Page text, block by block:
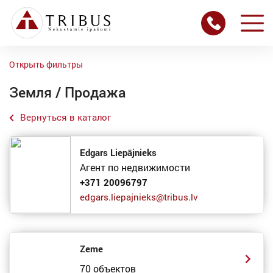
Открыть фильтры
Земля / Продажа
Вернуться в каталог
Edgars Liepājnieks
Агент по недвижимости
+371 20096797
edgars.liepajnieks@tribus.lv
Zeme
70 объектов